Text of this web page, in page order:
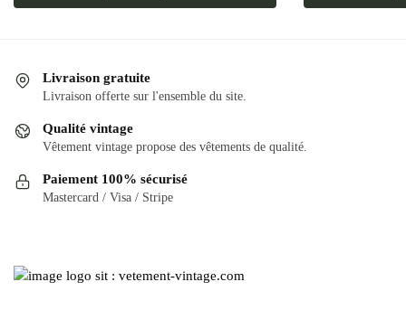
Livraison gratuite
Livraison offerte sur l'ensemble du site.
Qualité vintage
Vêtement vintage propose des vêtements de qualité.
Paiement 100% sécurisé
Mastercard / Visa / Stripe